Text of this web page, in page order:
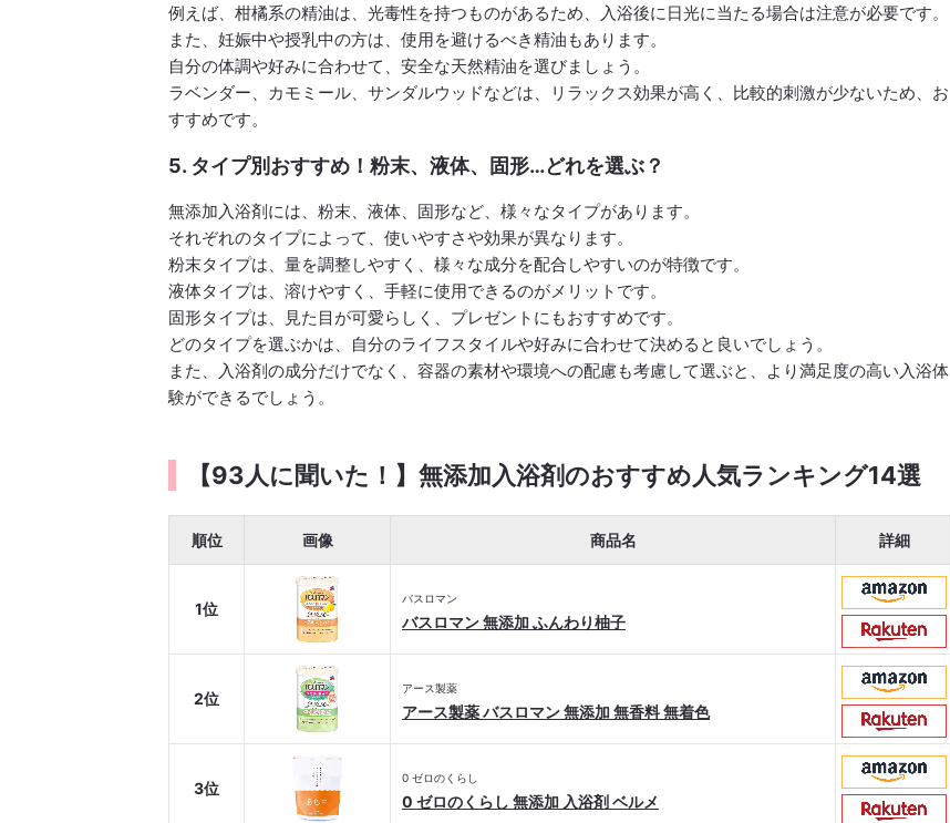
例えば、柑橘系の精油は、光毒性を持つものがあるため、入浴後に日光に当たる場合は注意が必要です。
また、妊娠中や授乳中の方は、使用を避けるべき精油もあります。
自分の体調や好みに合わせて、安全な天然精油を選びましょう。
ラベンダー、カモミール、サンダルウッドなどは、リラックス効果が高く、比較的刺激が少ないため、お
すすめです。
5. タイプ別おすすめ！粉末、液体、固形…どれを選ぶ？
無添加入浴剤には、粉末、液体、固形など、様々なタイプがあります。
それぞれのタイプによって、使いやすさや効果が異なります。
粉末タイプは、量を調整しやすく、様々な成分を配合しやすいのが特徴です。
液体タイプは、溶けやすく、手軽に使用できるのがメリットです。
固形タイプは、見た目が可愛らしく、プレゼントにもおすすめです。
どのタイプを選ぶかは、自分のライフスタイルや好みに合わせて決めると良いでしょう。
また、入浴剤の成分だけでなく、容器の素材や環境への配慮も考慮して選ぶと、より満足度の高い入浴体
験ができるでしょう。
【93人に聞いた！】無添加入浴剤のおすすめ人気ランキング14選
順位 画像 商品名 詳細
1位
バスロマン
バスロマン 無添加 ふんわり柚子
2位
アース製薬
アース製薬 バスロマン 無添加 無香料 無着色
3位
0 ゼロのくらし
0 ゼロのくらし 無添加 入浴剤 ベルメ